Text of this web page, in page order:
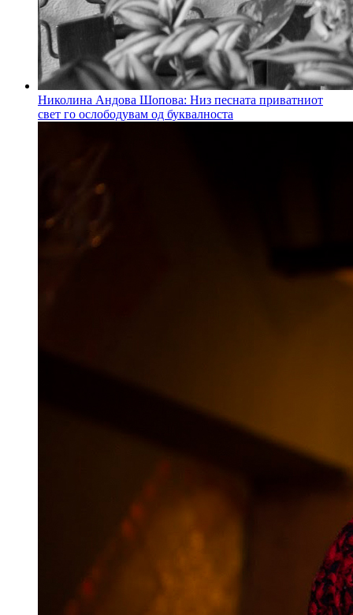
Николина Андова Шопова: Низ песната приватниот
свет го ослободувам од буквалноста